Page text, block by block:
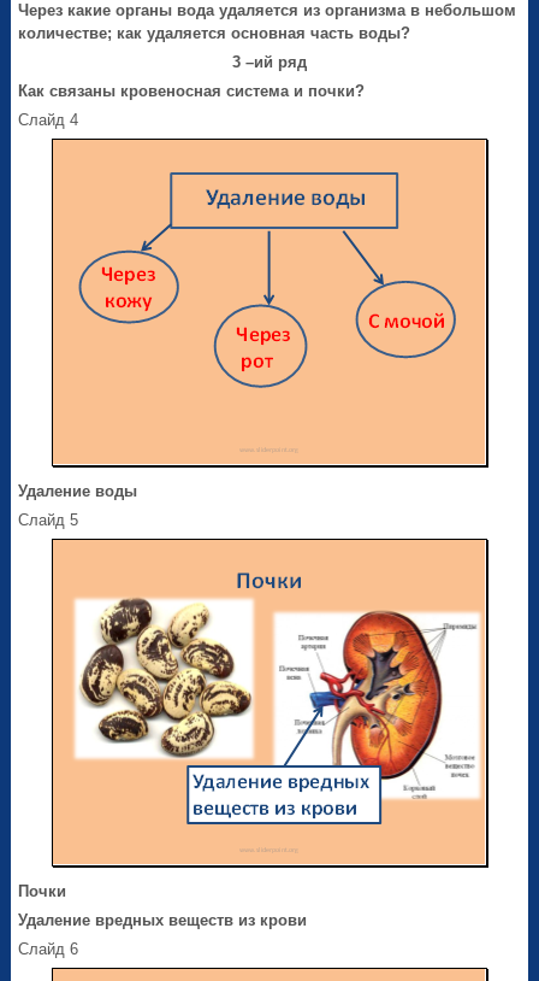
Через какие органы вода удаляется из организма в небольшом
количестве; как удаляется основная часть воды?
3 –ий ряд
Как связаны кровеносная система и почки?
Слайд 4
Удаление воды
Слайд 5
Почки
Удаление вредных веществ из крови
Слайд 6